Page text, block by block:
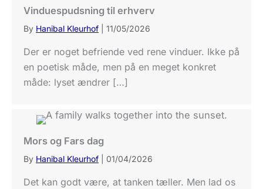
Vinduespudsning til erhverv
By Hanibal Kleurhof 11/05/2026
Der er noget befriende ved rene vinduer. Ikke på
en poetisk måde, men på en meget konkret
måde: lyset ændrer […]
Mors og Fars dag
By Hanibal Kleurhof 01/04/2026
Det kan godt være, at tanken tæller. Men lad os